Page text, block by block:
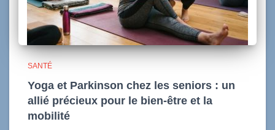
SANTÉ
Yoga et Parkinson chez les seniors : un
allié précieux pour le bien-être et la
mobilité